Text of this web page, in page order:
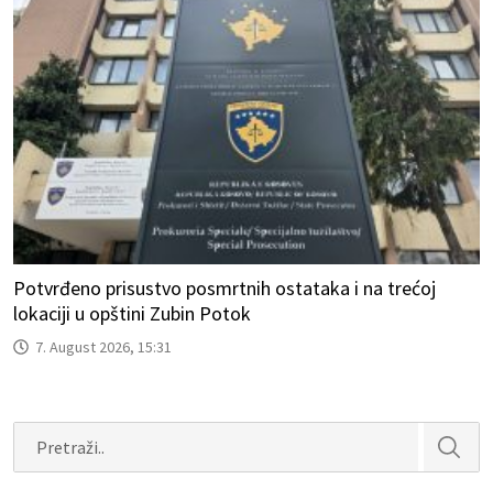
Potvrđeno prisustvo posmrtnih ostataka i na trećoj
lokaciji u opštini Zubin Potok
7. August 2026, 15:31